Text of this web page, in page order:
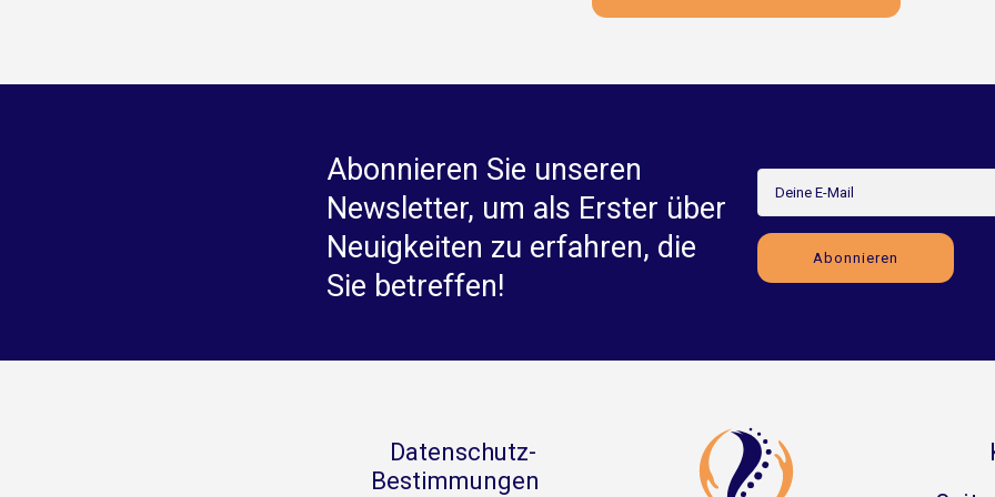
Abonnieren Sie unseren
Newsletter, um als Erster über
Neuigkeiten zu erfahren, die
Sie betreffen!
Datenschutz-
Bestimmungen